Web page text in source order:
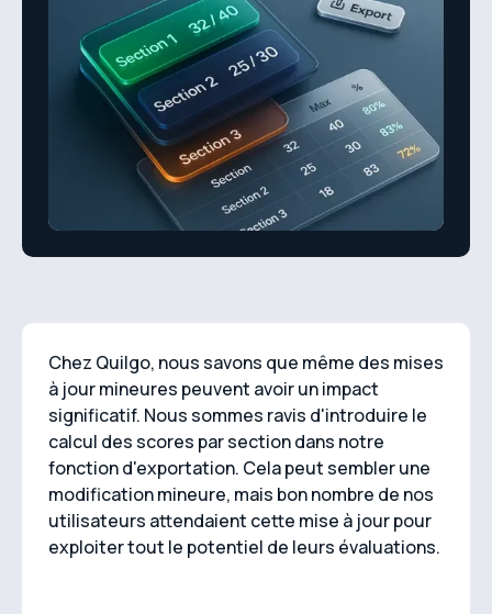
Chez Quilgo, nous savons que même des mises
à jour mineures peuvent avoir un impact
significatif. Nous sommes ravis d'introduire le
calcul des scores par section dans notre
fonction d'exportation. Cela peut sembler une
modification mineure, mais bon nombre de nos
utilisateurs attendaient cette mise à jour pour
exploiter tout le potentiel de leurs évaluations.